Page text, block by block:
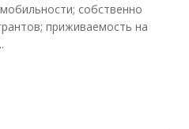
собственно
приживаемость на